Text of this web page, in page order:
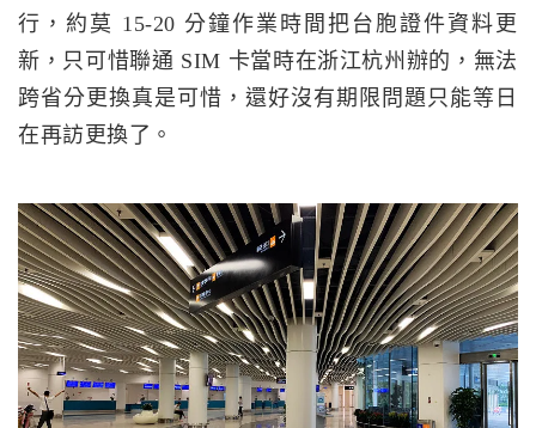
行，約莫 15-20 分鐘作業時間把台胞證件資料更
新，只可惜聯通 SIM 卡當時在浙江杭州辦的，無法
跨省分更換真是可惜，還好沒有期限問題只能等日
在再訪更換了。